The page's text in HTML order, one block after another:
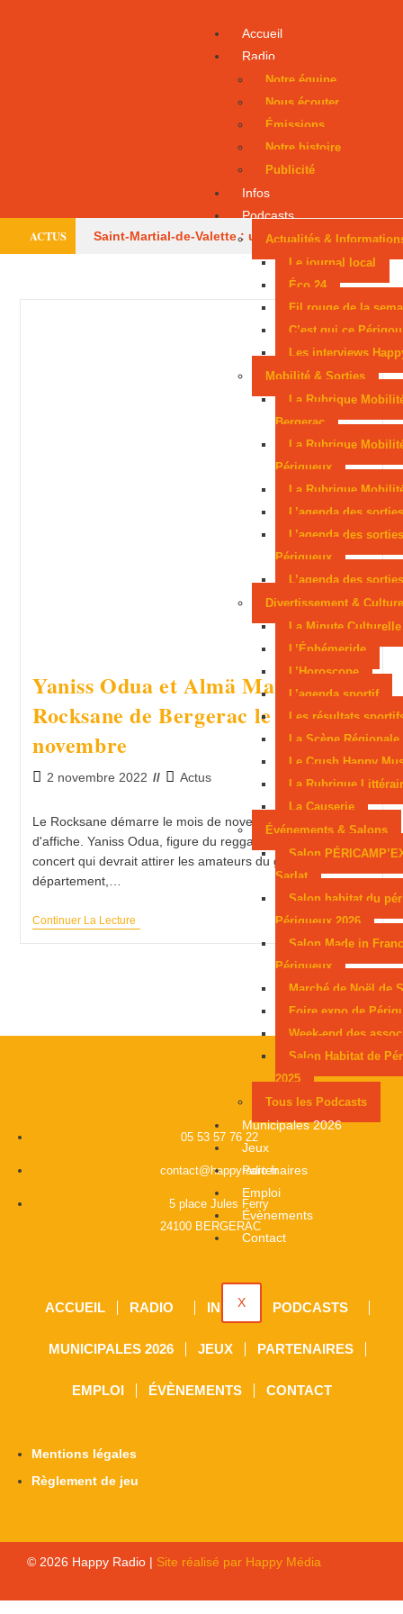
Accueil
Radio
Notre équipe
Nous écouter
Émissions
Notre histoire
Publicité
Infos
Podcasts
Actualités &
Le journal local
Éco 24
Fil rouge de la
C’est qui ce
Les interviews
Mobilité & Sorties
La Rubrique
Bergerac
La Rubrique
Périgueux
La Rubrique
L’agenda des
L’agenda des sorties
Périgueux
L’agenda des
Divertissement & Culture
La Minute Culturelle
L’Éphémeride
L’Horoscope
L’agenda sportif
Les résultats
La Scène Régionale
Le Crush Happy
La Rubrique
La Causerie
Événements & Salons
Salon
Sarlat
Salon habitat du
Périgueux 2026
Salon Made in
Périgueux
Marché de Noël de
Foire expo de
Week-end des
Salon Habitat de
2025
Tous les Podcasts
Municipales 2026
Jeux
Partenaires
Emploi
Évènements
Contact
X
ACTUS Saint-Martial-de-Valette : un adolescent évacué
Périgueux donne la parole
Six mois avec sursis
après une tentative d’incendie Un Périgourdin
Sarlat, parmi les
Yaniss Odua et Almä Mango au
Rocksane de Bergerac le 4
novembre
2 novembre 2022 Actus
Le Rocksane démarre le mois de novembre avec une tête
d'affiche. Yaniss Odua, figure du reggae français. Un
concert qui devrait attirer les amateurs du genre de tout le
département,…
Continuer La Lecture
05 53 57 76 22
contact@happyradio.fr
5 place Jules Ferry
24100 BERGERAC
ACCUEIL RADIO INFOS PODCASTS
MUNICIPALES 2026 JEUX PARTENAIRES
EMPLOI ÉVÈNEMENTS CONTACT
Mentions légales
Règlement de jeu
© 2026 Happy Radio | Site réalisé par Happy Média